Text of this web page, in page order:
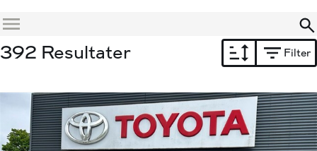
Menu
392 Resultater Filter